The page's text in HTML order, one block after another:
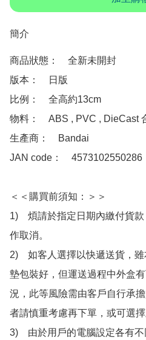
簡介
商品狀態：　全新未開封
版本：　日版
比例：　全高約13cm
物料：　ABS , PVC , DieCast
生產商：　Bandai
JAN code：　4573102550286
＜＜購買前須知：＞＞
1)　煩請於指定日期內繳付貨
作取消。
2)　如客人選擇以快遞送貨，
墊包裝好，但運送過程中外盒
況，此等風險需由客戶自行承
者請慎重考慮再下單，或可選
3)　由於用戶的電腦設定各有